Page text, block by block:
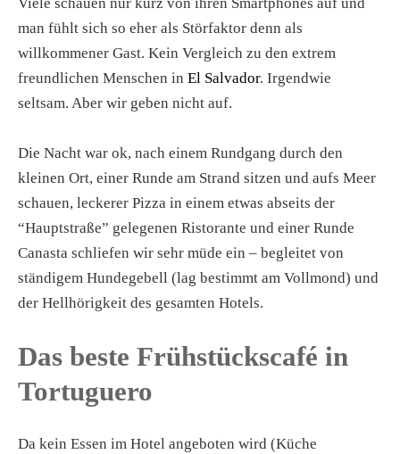
Viele schauen nur kurz von ihren Smartphones auf und
man fühlt sich so eher als Störfaktor denn als
willkommener Gast. Kein Vergleich zu den extrem
freundlichen Menschen in El Salvador. Irgendwie
seltsam. Aber wir geben nicht auf.
Die Nacht war ok, nach einem Rundgang durch den
kleinen Ort, einer Runde am Strand sitzen und aufs Meer
schauen, leckerer Pizza in einem etwas abseits der
“Hauptstraße” gelegenen Ristorante und einer Runde
Canasta schliefen wir sehr müde ein – begleitet von
ständigem Hundegebell (lag bestimmt am Vollmond) und
der Hellhörigkeit des gesamten Hotels.
Das beste Frühstückscafé in
Tortuguero
Da kein Essen im Hotel angeboten wird (Küche